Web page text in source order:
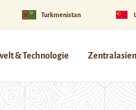
Turkmenistan
& Technologie